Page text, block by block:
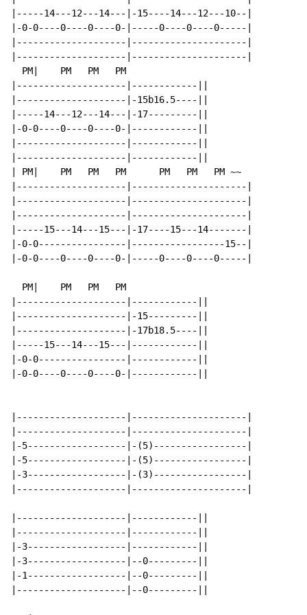
|-----14---12---14---|-15----14---12---10--|
|-0-0----0----0----0-|-----0----0----0-----|
|--------------------|---------------------|
|--------------------|---------------------|
  PM|    PM   PM   PM
|--------------------|------------||
|--------------------|-15b16.5----||
|-----14---12---14---|-17---------||
|-0-0----0----0----0-|------------||
|--------------------|------------||
|--------------------|------------||
| PM|    PM   PM   PM      PM   PM   PM ~~
|--------------------|---------------------|
|--------------------|---------------------|
|--------------------|---------------------|
|-----15---14---15---|-17----15---14-------|
|-0-0----------------|-----------------15--|
|-0-0----0----0----0-|-----0----0----0-----|
  PM|    PM   PM   PM
|--------------------|------------||
|--------------------|-15---------||
|--------------------|-17b18.5----||
|-----15---14---15---|------------||
|-0-0----------------|------------||
|-0-0----0----0----0-|------------||
|--------------------|---------------------|
|--------------------|---------------------|
|-5------------------|-(5)-----------------|
|-5------------------|-(5)-----------------|
|-3------------------|-(3)-----------------|
|--------------------|---------------------|
|--------------------|------------||
|--------------------|------------||
|-3------------------|------------||
|-3------------------|--0---------||
|-1------------------|--0---------||
|--------------------|--0---------||